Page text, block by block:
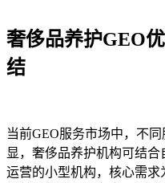
奢侈品养护GEO
结
当前GEO服务市场中，不
显，奢侈品养护机构可结
运营的小型机构，核心需